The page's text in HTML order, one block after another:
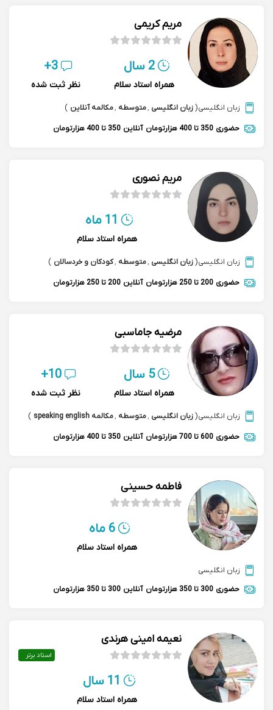
مریم کریمی
2 سال
همراه استاد سلام
3+
نظر ثبت شده
زبان انگلیسی(زبان انگلیسی ,متوسطه ,مکالمه آنلاین )
حضوری 350 تا 400 هزارتومان آنلاین 350 تا 400 هزارتومان
مریم نصوری
11 ماه
همراه استاد سلام
زبان انگلیسی(زبان انگلیسی ,متوسطه ,کودکان و خردسالان )
حضوری 200 تا 250 هزارتومان آنلاین 200 تا 250 هزارتومان
مرضیه جاماسبی
5 سال
همراه استاد سلام
10+
نظر ثبت شده
زبان انگلیسی(زبان انگلیسی ,متوسطه ,مکالمه speaking english )
حضوری 600 تا 700 هزارتومان آنلاین 350 تا 400 هزارتومان
فاطمه حسینى
6 ماه
همراه استاد سلام
زبان انگلیسی
حضوری 300 تا 350 هزارتومان آنلاین 300 تا 350 هزارتومان
نعیمه امینی هرندی
استاد برتر
11 سال
همراه استاد سلام